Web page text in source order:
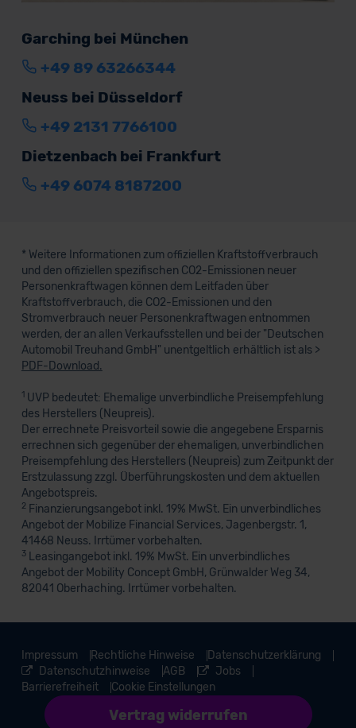
Garching bei München
+49 89 63266344
Neuss bei Düsseldorf
+49 2131 7766100
Dietzenbach bei Frankfurt
+49 6074 8187200
* Weitere Informationen zum offiziellen Kraftstoffverbrauch
und den offiziellen spezifischen CO2-Emissionen neuer
Personenkraftwagen können dem Leitfaden über
Kraftstoffverbrauch, die CO2-Emissionen und den
Stromverbrauch neuer Personenkraftwagen entnommen
werden, der an allen Verkaufsstellen und bei der "Deutschen
Automobil Treuhand GmbH" unentgeltlich erhältlich ist als >
PDF-Download.
1UVP bedeutet: Ehemalige unverbindliche Preisempfehlung
des Herstellers (Neupreis).
Der errechnete Preisvorteil sowie die angegebene Ersparnis
errechnen sich gegenüber der ehemaligen, unverbindlichen
Preisempfehlung des Herstellers (Neupreis) zum Zeitpunkt der
Erstzulassung zzgl. Überführungskosten und dem aktuellen
Angebotspreis.
2 Finanzierungsangebot inkl. 19% MwSt. Ein unverbindliches
Angebot der Mobilize Financial Services, Jagenbergstr. 1,
41468 Neuss. Irrtümer vorbehalten.
3Leasingangebot inkl. 19% MwSt. Ein unverbindliches
Angebot der Mobility Concept GmbH, Grünwalder Weg 34,
82041 Oberhaching. Irrtümer vorbehalten.
Impressum Rechtliche Hinweise
Datenschutzerklärung
Datenschutzhinweise
AGB
Jobs
Barrierefreiheit
Vertrag widerrufen
Cookie Einstellungen